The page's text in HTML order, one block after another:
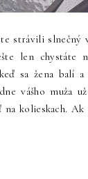
strávili slnečný
len chystáte
sa žena balí
vášho muža
kolieskach. Ak